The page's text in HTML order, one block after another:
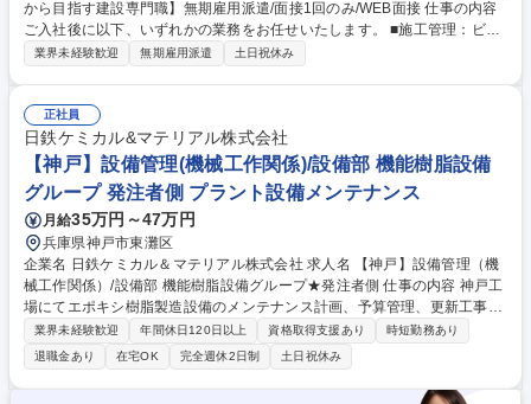
から目指す建設専門職】無期雇用派遣/面接1回のみ/WEB面接 仕事の内容
ご入社後に以下、いずれかの業務をお任せいたします。 ■施工管理：ビル
やマンションに限らず、工事を行う際に必要な進行役で す。現場作業は行
で機械や電気の専門家として働いていただきます。 【～人気の理由ベスト
3～学歴や職歴関係なく市場価値の上がる仕事！】 1：高難易度国家資格
を充実のサポートで習得可能！ 2：市場価値が高い＝収入も高い（自立し
たい方におすすめ） 3：社会の役に立つ仕事（あなたの仕事がみんなの生
活を支えます！） 募集職種 【宮城/未経験から目指す建設専門職】無期雇
用派遣/面接1回のみ/WEB面接
業界未経験歓迎 無期雇用派遣 土日祝休み
正社員
日鉄ケミカル&マテリアル株式会社
【神戸】設備管理(機械工作関係)/設備部 機能樹脂設備
グループ 発注者側 プラント設備メンテナンス
月給35万円～47万円
兵庫県神戸市東灘区
企業名 日鉄ケミカル＆マテリアル株式会社 求人名 【神戸】設備管理（機
械工作関係）/設備部 機能樹脂設備グループ★発注者側 仕事の内容 神戸工
場にてエポキシ樹脂製造設備のメンテナンス計画、予算管理、更新工事の
施工管理を担当。ユーザー側の立場で、設備の改良改善やスマート化を主
導するエンジニアとしての募集です。 ■日常メンテナンスの調整指示／■
定期的（年2回）な定修検査、補修工事の計画策定、工事発注（仕様書作
成、見積査定）、施工管理 ■設備不具合の原因調査、対策検討及び実行
業界未経験歓迎 年間休日120日以上 資格取得支援あり
時短勤務あり
退職金あり
在宅OK 完全週休2日制 土日祝休み